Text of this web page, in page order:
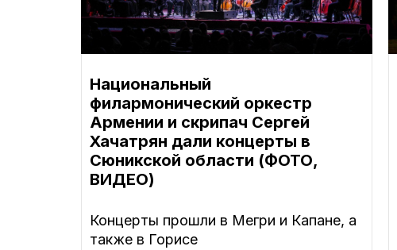
Национальный
филармонический оркестр
Армении и скрипач Сергей
Хачатрян дали концерты в
Сюникской области (ФОТО,
ВИДЕО)
Концерты прошли в Мегри и Капане, а
также в Горисе